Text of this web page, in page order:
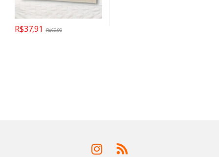
R$37,91 R$69,90